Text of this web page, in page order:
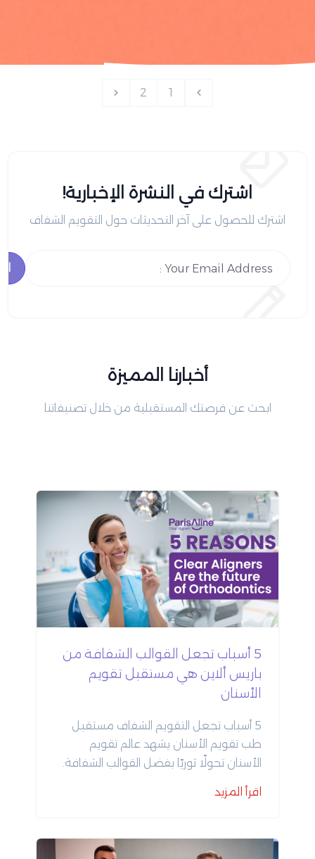
1
2
اشترك في النشرة الإخبارية!
اشترك للحصول على آخر التحديثات حول التقويم الشفاف
أخبارنا المميزة
ابحث عن فرصتك المستقبلية من خلال تصنيفاتنا
5 أسباب تجعل القوالب الشفافة من
باريس ألاين هي مستقبل تقويم
الأسنان
5 أسباب تجعل التقويم الشفاف مستقبل
طب تقويم الأسنان يشهد عالم تقويم
الأسنان تحولًا ثوريًا بفضل القوالب الشفافة.
للحصول على ابتسامة مستقيمة وجميلة.
يتماشى مع نمط الحياة السريع والواعي
بالمظهر في عصرنا الحالي. إليك الأسباب التي
اقرأ المزيد